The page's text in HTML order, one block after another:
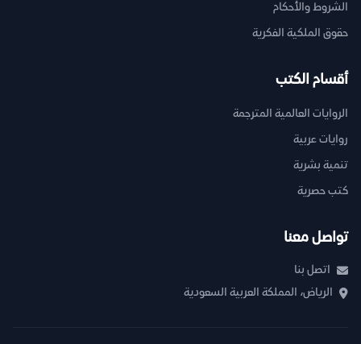
الشروط والأحكام
حقوق الملكية الفكرية
أقسام الكتب
الروايات العالمية المترجمة
روايات عربية
تنمية بشرية
كتب حصرية
تواصل معنا
اتصل بنا
الرياض، المملكة العربية السعودية